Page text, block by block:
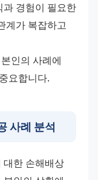
경험이 필요한
계가 복잡하고
인의 사례에
요합니다.
사례 분석
대한 손해배상